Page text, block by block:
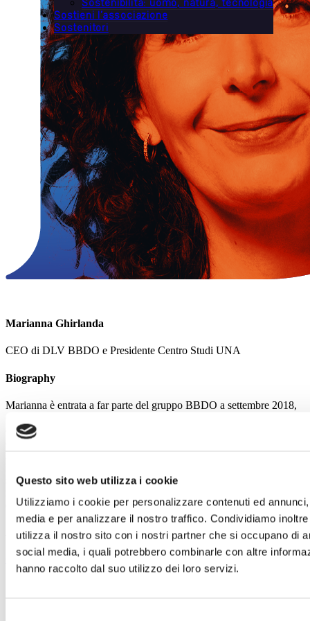
Questo sito web utilizza i cookie
Utilizziamo i cookie per personalizzare contenuti ed
media e per analizzare il nostro traffico. Condividiamo
utilizza il nostro sito con i nostri partner che si occupano di
social media, i quali potrebbero combinarle con altre
hanno raccolto dal suo utilizzo dei loro servizi.
Sostenibilità: uomo, natura, tecnologia
Sostieni l’associazione
Sostenitori
Marianna Ghirlanda
CEO di DLV BBDO e Presidente Centro Studi UNA
Biography
Marianna è entrata a far parte del gruppo BBDO a settembre 2018,
esperienza come Head of Creative Partnerships in Google Italia,
dove è stata responsabile delle relazioni con le agenzie creative e per
sua esperienza lavorativa come designer, si è poi avvicinata al
creative in Italia, Paesi Bassi e Regno Unito.
All session by Marianna Ghirlanda
CONSOLIDAMENTO